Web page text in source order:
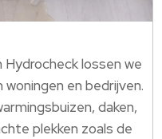
lossen we
en bedrijven.​
daken,
plekken zoals de